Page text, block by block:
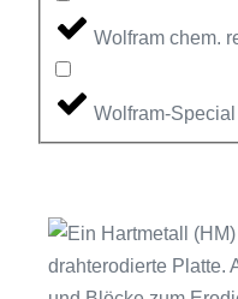
Wolfram chem.
Wolfram-